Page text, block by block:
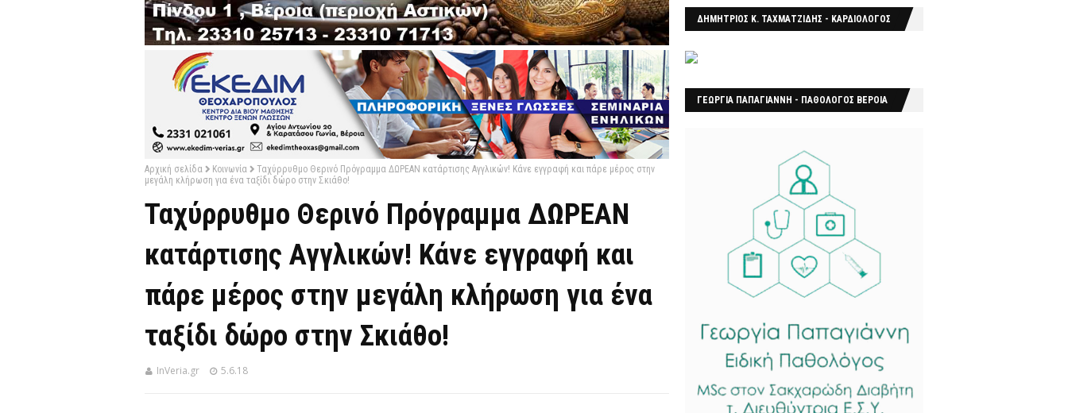
Αρχική σελίδα Κοινωνία
Ταχύρρυθμο Θερινό Πρόγραμμα ΔΩΡΕΑΝ κατάρτισης Αγγλικών! Κάνε εγγραφή και πάρε μέρος στην
μεγάλη κλήρωση για ένα ταξίδι δώρο στην Σκιάθο!
Ταχύρρυθμο Θερινό Πρόγραμμα ΔΩΡΕΑΝ
κατάρτισης Αγγλικών! Κάνε εγγραφή και
πάρε μέρος στην μεγάλη κλήρωση για ένα
ταξίδι δώρο στην Σκιάθο!
InVeria.gr 5.6.18
ΔΗΜΗΤΡΙΟΣ Κ. ΤΑΧΜΑΤΖΙΔΗΣ - ΚΑΡΔΙΟΛΟΓΟΣ
ΓΕΩΡΓΙΑ ΠΑΠΑΓΙΑΝΝΗ - ΠΑΘΟΛΟΓΟΣ ΒΕΡΟΙΑ